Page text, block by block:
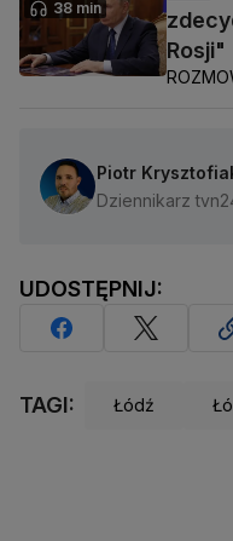
38 min
Rosji"
Piotr
Dziennikarz
UDOSTĘPNIJ:
TAGI: Łódź